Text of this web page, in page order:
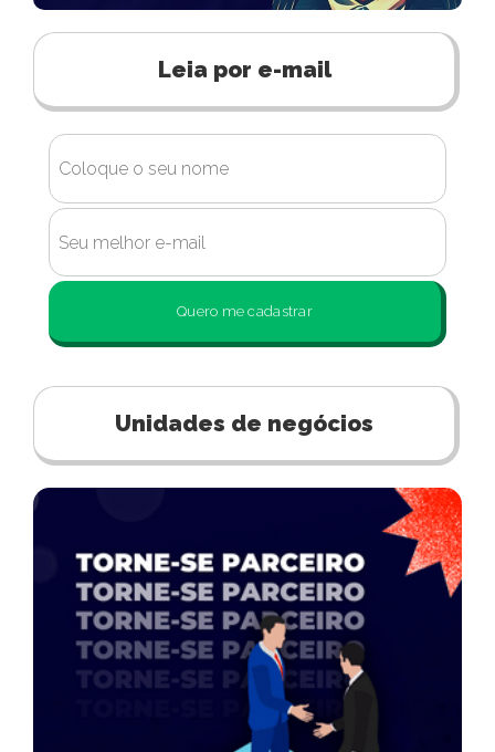
Leia por e-mail
Quero me cadastrar
Unidades de negócios